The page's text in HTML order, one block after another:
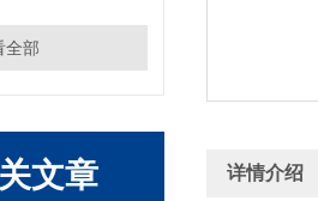
全部
文章 详情介绍